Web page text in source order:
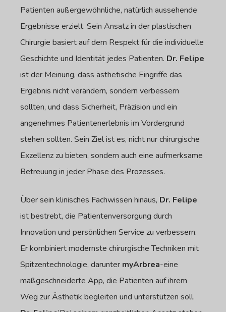
Patienten außergewöhnliche, natürlich aussehende
Ergebnisse erzielt. Sein Ansatz in der plastischen
Chirurgie basiert auf dem Respekt für die individuelle
Geschichte und Identität jedes Patienten. Dr. Felipe
ist der Meinung, dass ästhetische Eingriffe das
Ergebnis nicht verändern, sondern verbessern
sollten, und dass Sicherheit, Präzision und ein
angenehmes Patientenerlebnis im Vordergrund
stehen sollten. Sein Ziel ist es, nicht nur chirurgische
Exzellenz zu bieten, sondern auch eine aufmerksame
Betreuung in jeder Phase des Prozesses.
Über sein klinisches Fachwissen hinaus, Dr. Felipe
ist bestrebt, die Patientenversorgung durch
Innovation und persönlichen Service zu verbessern.
Er kombiniert modernste chirurgische Techniken mit
Spitzentechnologie, darunter myArbrea-eine
maßgeschneiderte App, die Patienten auf ihrem
Weg zur Ästhetik begleiten und unterstützen soll.